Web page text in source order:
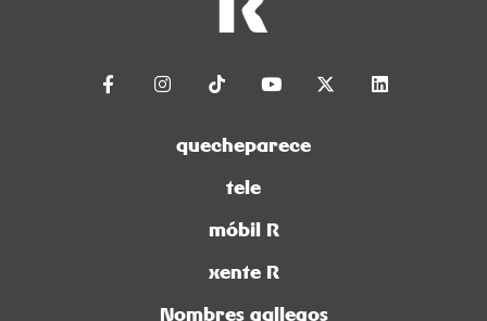
quecheparece
tele
móbil R
xente R
Nombres gallegos